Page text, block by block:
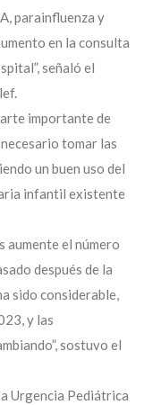
parainfluenza y
en la consulta
señaló el
importante de
tomar las
un buen uso del
infantil existente
aumente el número
después de la
sido considerable,
y las
sostuvo el
Urgencia Pediátrica